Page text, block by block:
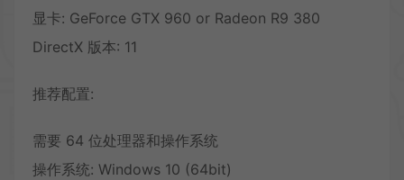
显卡: GeForce GTX 960 or Radeon R9 380
DirectX 版本: 11
推荐配置:
需要 64 位处理器和操作系统
操作系统: Windows 10 (64bit)